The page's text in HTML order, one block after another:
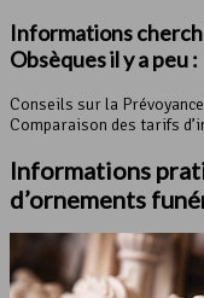
Informations
Obsèques il y a peu :
Conseils sur la
Comparaison des tarifs
Informations
d’ornements